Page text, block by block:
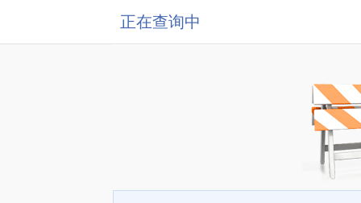
正在查询中